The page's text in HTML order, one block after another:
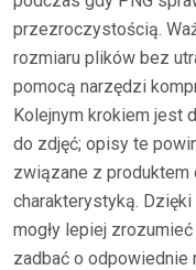
przezroczystością.
rozmiaru plików bez
pomocą narzędzi
Kolejnym krokiem jest
do zdjęć; opisy te
związane z produktem
charakterystyką.
mogły lepiej
zadbać o